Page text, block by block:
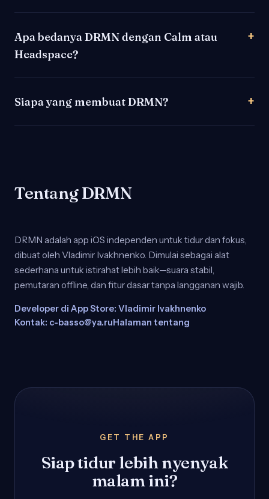
Apa bedanya DRMN dengan Calm atau
Headspace?
Siapa yang membuat DRMN?
Tentang DRMN
DRMN adalah app iOS independen untuk tidur dan fokus,
dibuat oleh Vladimir Ivakhnenko. Dimulai sebagai alat
sederhana untuk istirahat lebih baik—suara stabil,
pemutaran offline, dan fitur dasar tanpa langganan wajib.
Developer di App Store: Vladimir Ivakhnenko
Kontak: c-basso@ya.ru Halaman tentang
GET THE APP
Siap tidur lebih nyenyak
malam ini?